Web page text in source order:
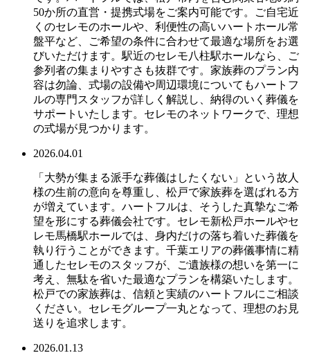
50か所の直営・提携式場をご案内可能です。ご自宅近
くのセレモのホールや、利便性の高いハートホール常
盤平など、ご希望の条件に合わせて最適な場所をお選
びいただけます。駅近のセレモ八柱駅ホールなら、ご
参列者の集まりやすさも抜群です。家族葬のプラン内
容は勿論、式場の設備や周辺環境についてもハートフ
ルの専門スタッフが詳しく解説し、納得のいく葬儀を
サポートいたします。セレモのネットワークで、理想
の式場が見つかります。
2026.04.01
「大勢が集まる派手な葬儀はしたくない」という故人
様の生前の意向を尊重し、松戸で家族葬を選ばれる方
が増えています。ハートフルは、そうした真摯なご希
望を形にする葬儀会社です。セレモ新松戸ホールやセ
レモ馬橋駅ホールでは、身内だけの落ち着いた葬儀を
執り行うことができます。千葉エリアの葬儀事情に精
通したセレモのスタッフが、ご遺族様の想いを第一に
考え、無駄を省いた最適なプランを構築いたします。
松戸での家族葬は、信頼と実績のハートフルにご相談
ください。セレモグループ一丸となって、理想のお見
送りを追求します。
2026.01.13